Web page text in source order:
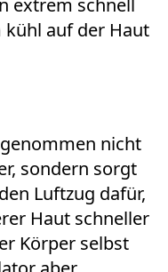
extrem schnell
auf der Haut
nicht
sondern sorgt
Luftzug dafür,
Haut schneller
Körper selbst